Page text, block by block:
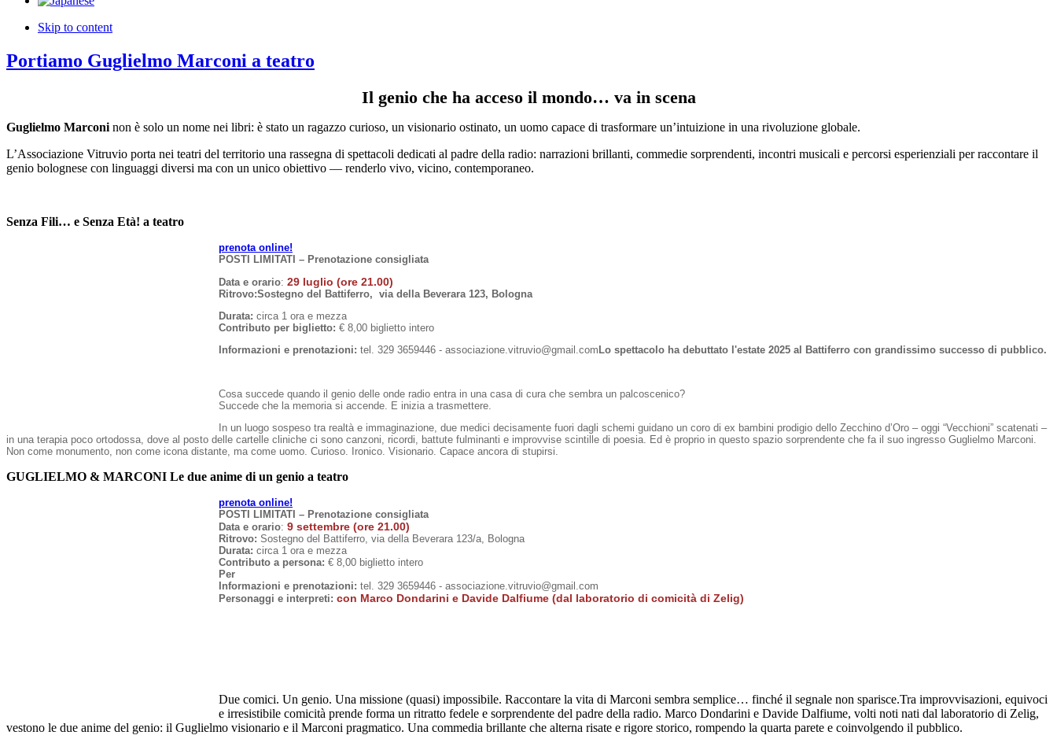
Skip to content
Portiamo Guglielmo Marconi a teatro
Il genio che ha acceso il mondo… va in scena
Guglielmo Marconi non è solo un nome nei libri: è stato un ragazzo curioso, un visionario ostinato, un uomo capace di trasformare un’intuizione in una rivoluzione globale.
L’Associazione Vitruvio porta nei teatri del territorio una rassegna di spettacoli dedicati al padre della radio: narrazioni brillanti, commedie sorprendenti, incontri musicali e percorsi esperienziali per raccontare il
genio bolognese con linguaggi diversi ma con un unico obiettivo — renderlo vivo, vicino, contemporaneo.
Senza Fili… e Senza Età! a teatro
prenota online!
POSTI LIMITATI – Prenotazione consigliata
Data e orario: 29 luglio (ore 21.00)
Ritrovo:Sostegno del Battiferro, via della Beverara 123, Bologna
Durata: circa 1 ora e mezza
Contributo per biglietto: € 8,00 biglietto intero
Informazioni e prenotazioni: tel. 329 3659446 - associazione.vitruvio@gmail.comLo spettacolo ha debuttato l'estate 2025 al Battiferro con grandissimo successo di pubblico.
Cosa succede quando il genio delle onde radio entra in una casa di cura che sembra un palcoscenico?
Succede che la memoria si accende. E inizia a trasmettere.
In un luogo sospeso tra realtà e immaginazione, due medici decisamente fuori dagli schemi guidano un coro di ex bambini prodigio dello Zecchino d’Oro – oggi “Vecchioni” scatenati –
in una terapia poco ortodossa, dove al posto delle cartelle cliniche ci sono canzoni, ricordi, battute fulminanti e improvvise scintille di poesia. Ed è proprio in questo spazio sorprendente che fa il suo ingresso Guglielmo Marconi.
Non come monumento, non come icona distante, ma come uomo. Curioso. Ironico. Visionario. Capace ancora di stupirsi.
GUGLIELMO & MARCONI Le due anime di un genio a teatro
prenota online!
POSTI LIMITATI – Prenotazione consigliata
Data e orario: 9 settembre (ore 21.00)
Ritrovo: Sostegno del Battiferro, via della Beverara 123/a, Bologna
Durata: circa 1 ora e mezza
Contributo a persona: € 8,00 biglietto intero
Per
Informazioni e prenotazioni: tel. 329 3659446 - associazione.vitruvio@gmail.com
Personaggi e interpreti: con Marco Dondarini e Davide Dalfiume (dal laboratorio di comicità di Zelig)
Due comici. Un genio. Una missione (quasi) impossibile. Raccontare la vita di Marconi sembra semplice… finché il segnale non sparisce.Tra improvvisazioni, equivoci
e irresistibile comicità prende forma un ritratto fedele e sorprendente del padre della radio. Marco Dondarini e Davide Dalfiume, volti noti nati dal laboratorio di Zelig,
vestono le due anime del genio: il Guglielmo visionario e il Marconi pragmatico. Una commedia brillante che alterna risate e rigore storico, rompendo la quarta parete e coinvolgendo il pubblico.